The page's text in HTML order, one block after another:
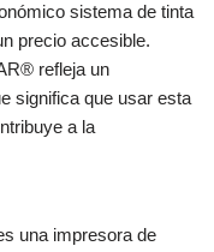
sistema de tinta
precio accesible.
refleja un
significa que usar esta
a la
una impresora de